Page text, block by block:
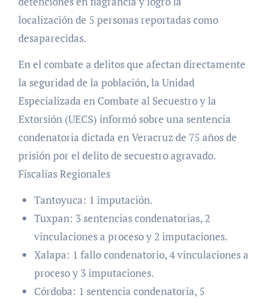
localización de 5 personas reportadas como
desaparecidas.
En el combate a delitos que afectan directamente
la seguridad de la población, la Unidad
Especializada en Combate al Secuestro y la
Extorsión (UECS) informó sobre una sentencia
condenatoria dictada en Veracruz de 75 años de
prisión por el delito de secuestro agravado.
Fiscalías Regionales
Tantoyuca: 1 imputación.
Tuxpan: 3 sentencias condenatorias, 2
vinculaciones a proceso y 2 imputaciones.
Xalapa: 1 fallo condenatorio, 4 vinculaciones a
proceso y 3 imputaciones.
Córdoba: 1 sentencia condenatoria, 5